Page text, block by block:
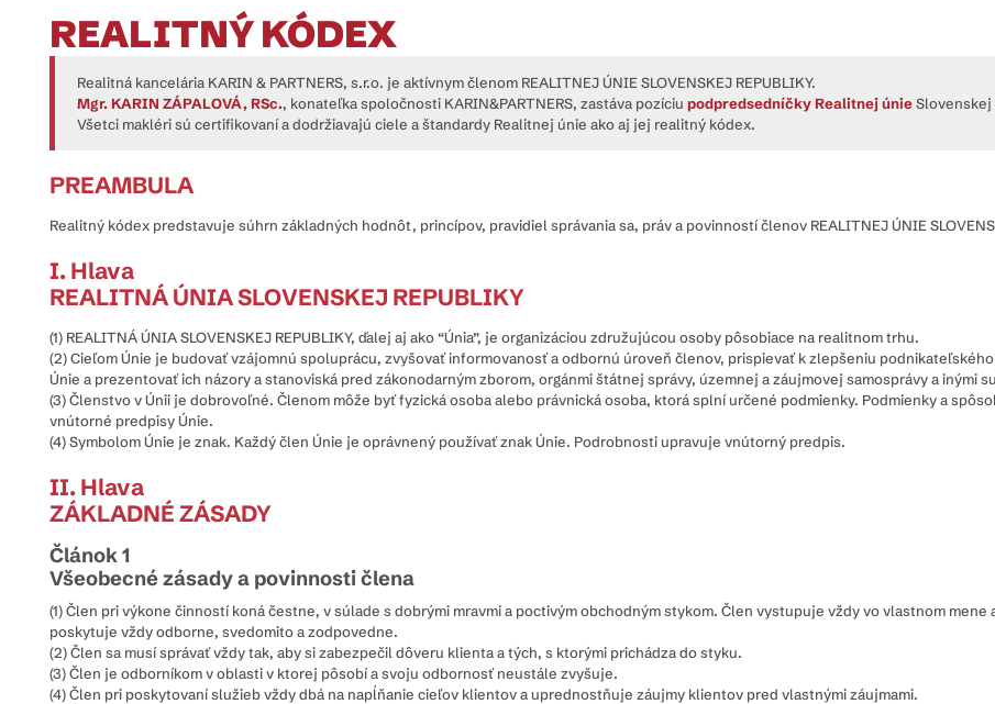
REALITNÝ KÓDEX
Realitná kancelária KARIN & PARTNERS, s.r.o. je aktívnym členom REALITNEJ ÚNIE SLOVENSKEJ REPUBLIKY.
Mgr. KARIN ZÁPALOVÁ, RSc., konateľka spoločnosti KARIN&PARTNERS, zastáva pozíciu podpredsedníčky Realitnej únieSlovenskej
Všetci makléri sú certifikovaní a dodržiavajú ciele a štandardy Realitnej únie ako aj jej realitný kódex.
PREAMBULA
Realitný kódex predstavuje súhrn základných hodnôt, princípov, pravidiel správania sa, práv a povinností členov REALITNEJ ÚNIE
I. Hlava
REALITNÁ ÚNIA SLOVENSKEJ REPUBLIKY
(1) REALITNÁ ÚNIA SLOVENSKEJ REPUBLIKY, ďalej aj ako “Únia”, je organizáciou združujúcou osoby pôsobiace na realitnom trhu.
(2) Cieľom Únie je budovať vzájomnú spoluprácu, zvyšovať informovanosť a odbornú úroveň členov, prispievať k zlepšeniu
Únie a prezentovať ich názory a stanoviská pred zákonodarným zborom, orgánmi štátnej správy, územnej a záujmovej samosprávy a inými
(3) Členstvo v Únii je dobrovoľné. Členom môže byť fyzická osoba alebo právnická osoba, ktorá splní určené podmienky. Podmienky a
vnútorné predpisy Únie.
(4) Symbolom Únie je znak. Každý člen Únie je oprávnený používať znak Únie. Podrobnosti upravuje vnútorný predpis.
II. Hlava
ZÁKLADNÉ ZÁSADY
Článok 1
Všeobecné zásady a povinnosti člena
(1) Člen pri výkone činností koná čestne, v súlade s dobrými mravmi a poctivým obchodným stykom. Člen vystupuje vždy vo vlastnom
poskytuje vždy odborne, svedomito a zodpovedne.
(2) Člen sa musí správať vždy tak, aby si zabezpečil dôveru klienta a tých, s ktorými prichádza do styku.
(3) Člen je odborníkom v oblasti v ktorej pôsobí a svoju odbornosť neustále zvyšuje.
(4) Člen pri poskytovaní služieb vždy dbá na napĺňanie cieľov klientov a uprednostňuje záujmy klientov pred vlastnými záujmami.